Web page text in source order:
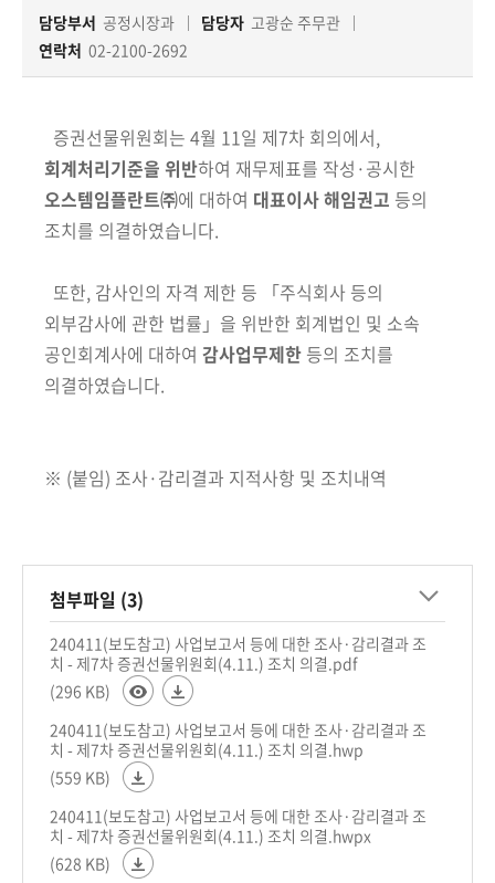
책
마
담당부서 공정시장과 담당자 고광순 주무관
연락처 02-2100-2692
증권선물위원회는 4월 11일 제7차 회의에서,
회계처리기준을 위반하여 재무제표를 작성 ·공시한
오스템임플란트㈜에 대하여 대표이사 해임권고 등의
조치를 의결하였습니다.
또한, 감사인의 자격 제한 등 「주식회사 등의
외부감사에 관한 법률 」 을 위반한 회계법인 및 소속
공인회계사에 대하여 감사업무제한 등의 조치를
의결하였습니다.
※ (붙임) 조사·감리결과 지적사항 및 조치내역
첨부파일 (3)
240411(보도참고) 사업보고서 등에 대한 조사·감리결과 조
치 - 제7차 증권선물위원회(4.11.) 조치 의결.pdf
(296 KB)
240411(보도참고) 사업보고서 등에 대한 조사·감리결과 조
치 - 제7차 증권선물위원회(4.11.) 조치 의결.hwp
(559 KB)
240411(보도참고) 사업보고서 등에 대한 조사·감리결과 조
치 - 제7차 증권선물위원회(4.11.) 조치 의결.hwpx
(628 KB)